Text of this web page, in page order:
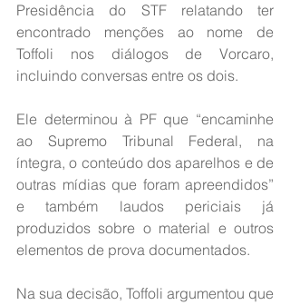
Presidência do STF relatando ter
encontrado menções ao nome de
Toffoli nos diálogos de Vorcaro,
incluindo conversas entre os dois.
Ele determinou à PF que “encaminhe
ao Supremo Tribunal Federal, na
íntegra, o conteúdo dos aparelhos e de
outras mídias que foram apreendidos”
e também laudos periciais já
produzidos sobre o material e outros
elementos de prova documentados.
Na sua decisão, Toffoli argumentou que